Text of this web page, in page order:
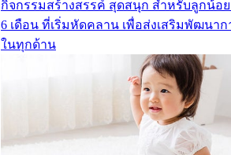
กิจกรรมสร้างสรรค์ สุดสนุก สำหรับลูกน้อ
6 เดือน ที่เริ่มหัดคลาน เพื่อส่งเสริมพัฒนาก
ในทุกด้าน